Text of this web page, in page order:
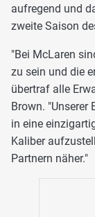
aufregend und
zweite Saison
"Bei McLaren
zu sein und die
übertraf alle
Brown. "Unserer
in eine
Kaliber
Partnern näher."